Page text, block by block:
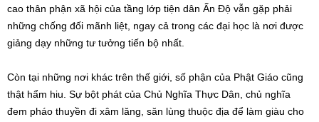
cao thân phận xã hội của tầng lớp tiện dân Ấn Độ vẫn gặp phải
những chống đối mãnh liệt, ngay cả trong các đại học là nơi được
giảng dạy những tư tưởng tiến bộ nhất.
Còn tại những nơi khác trên thế giới, số phận của Phật Giáo cũng
thật hẩm hiu. Sự bột phát của Chủ Nghĩa Thực Dân, chủ nghĩa
đem pháo thuyền đi xâm lăng, săn lùng thuộc địa để làm giàu cho